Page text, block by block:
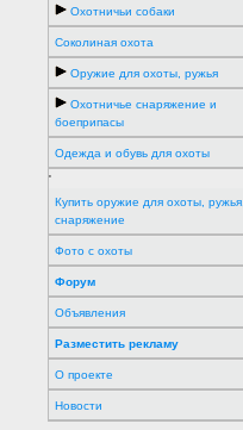
Охотничьи собаки
Соколиная охота
Оружие для охоты, ружья
Охотничье снаряжение и
боеприпасы
Одежда и обувь для охоты
'
Купить оружие для охоты, ружья,
снаряжение
Фото с охоты
Форум
Объявления
Разместить рекламу
О проекте
Новости